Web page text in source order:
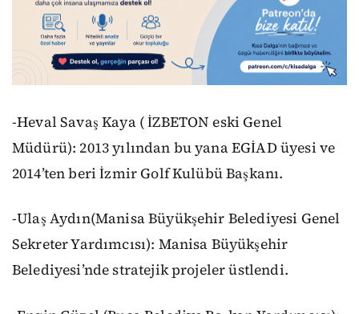
-Heval Savaş Kaya ( İZBETON eski Genel
Müdürü): 2013 yılından bu yana EGİAD üyesi ve
2014’ten beri İzmir Golf Kulübü Başkanı.
-Ulaş Aydın(Manisa Büyükşehir Belediyesi Genel
Sekreter Yardımcısı): Manisa Büyükşehir
Belediyesi’nde stratejik projeler üstlendi.